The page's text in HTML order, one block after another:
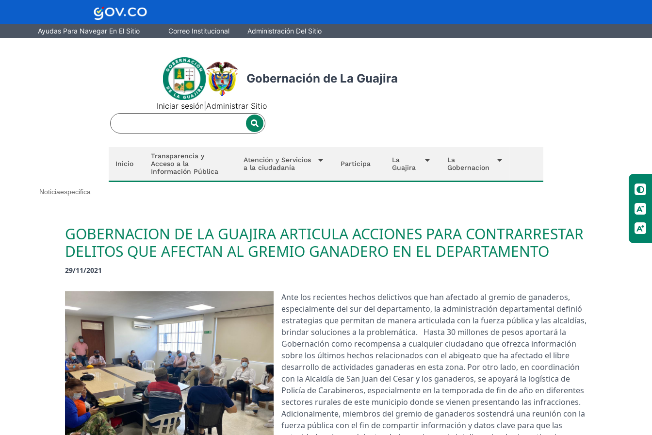
Ayudas Para Navegar En El Sitio Correo Institucional Administración Del Sitio
Gobernación de La Guajira
Iniciar sesión |Administrar Sitio
Inicio
Transparencia y
Acceso a la
Información Pública
Atención y Servicios
a la ciudadanía
Participa
La
Guajira
La
Gobernacion
Noticiaespecifica
GOBERNACION DE LA GUAJIRA ARTICULA ACCIONES PARA CONTRARRESTAR
DELITOS QUE AFECTAN AL GREMIO GANADERO EN EL DEPARTAMENTO
29/11/2021
​​Ante los recientes hechos delictivos que han afectado al gremio de ganaderos,
especialmente del sur del departamento, la administración departamental definió
estrategias que permitan de manera articulada con la fuerza pública y las alcaldías,
brindar soluciones a la problemática. Hasta 30 millones de pesos aportará la
Gobernación como recompensa a cualquier ciudadano que ofrezca información
sobre los últimos hechos relacionados con el abigeato que ha afectado el libre
desarrollo de actividades ganaderas en esta zona. Por otro lado, en coordinación
con la Alcaldía de San Juan del Cesar y los ganaderos, se apoyará la logística de
Policía de Carabineros, especialmente en la temporada de fin de año en diferentes
sectores rurales de este municipio donde se vienen presentando las infracciones.
Adicionalmente, miembros del gremio de ganaderos sostendrá una reunión con la
fuerza pública con el fin de compartir información y datos clave para que las